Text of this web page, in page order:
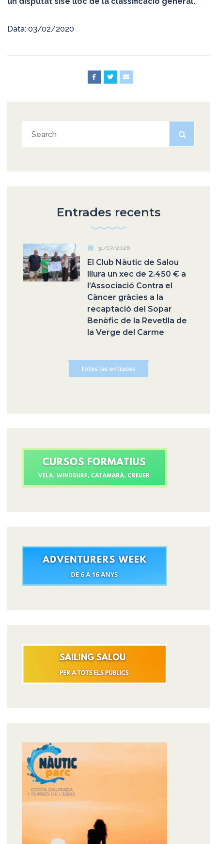
Data: 03/02/2020
Entrades recents
31/07/2026
El Club Nàutic de Salou
lliura un xec de 2.450 € a
l’Associació Contra el
Càncer gràcies a la
recaptació del Sopar
Benèfic de la Revetlla de
la Verge del Carme
totes les entrades